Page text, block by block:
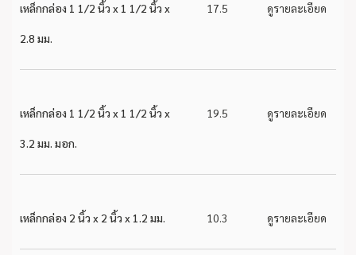
เหล็กกล่อง 1 1/2 นิ้ว x 1 1/2 นิ้ว x
2.8 มม.
17.5 ดูรายละเอียด
เหล็กกล่อง 1 1/2 นิ้ว x 1 1/2 นิ้ว x
3.2 มม. มอก.
19.5 ดูรายละเอียด
เหล็กกล่อง 2 นิ้ว x 2 นิ้ว x 1.2 มม. 10.3 ดูรายละเอียด